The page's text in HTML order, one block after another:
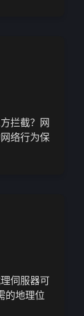
拦截？网
络行为保
伺服器可
的地理位